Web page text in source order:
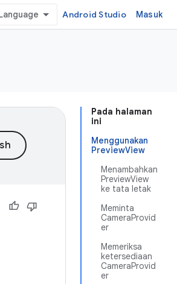
Android Studio Masuk
Pada halaman
ini
Menggunakan
PreviewView
Menambahkan
PreviewView
ke tata letak
Meminta
CameraProvid
er
Memeriksa
ketersediaan
CameraProvid
er